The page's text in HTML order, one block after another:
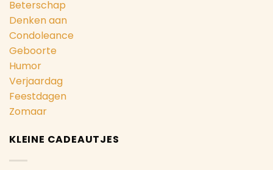
Beterschap
Denken aan
Condoleance
Geboorte
Humor
Verjaardag
Feestdagen
Zomaar
KLEINE CADEAUTJES